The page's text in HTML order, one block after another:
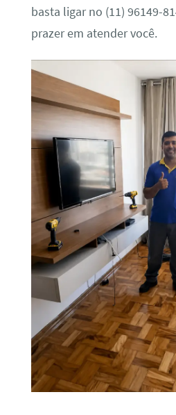
basta ligar no (11) 96149-
prazer em atender você.